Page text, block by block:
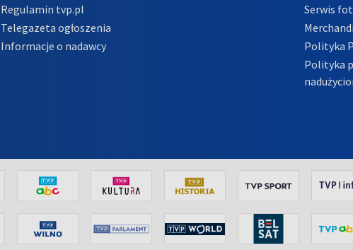
Regulamin tvp.pl
Telegazeta ogłoszenia
Informacje o nadawcy
Serwis
Polityka
Polityka